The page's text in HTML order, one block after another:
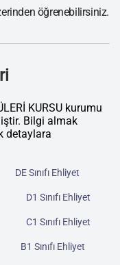
öğrenebilirsiniz.
KURSU kurumu
Bilgi almak
detaylara
DE Sınıfı Ehliyet
D1 Sınıfı Ehliyet
C1 Sınıfı Ehliyet
B1 Sınıfı Ehliyet